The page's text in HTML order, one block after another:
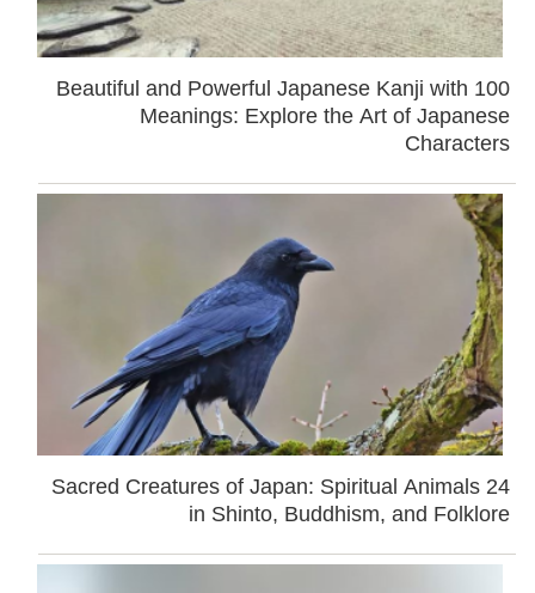
100 Beautiful and Powerful Japanese Kanji with
Meanings: Explore the Art of Japanese
Characters
24 Sacred Creatures of Japan: Spiritual Animals
in Shinto, Buddhism, and Folklore